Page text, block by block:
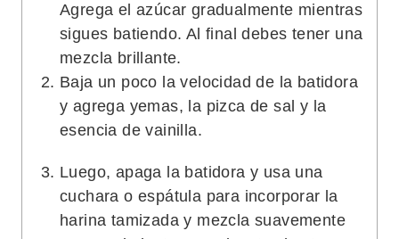
Agrega el azúcar gradualmente mientras
sigues batiendo. Al final debes tener una
mezcla brillante.
Baja un poco la velocidad de la batidora
y agrega yemas, la pizca de sal y la
esencia de vainilla.
Luego, apaga la batidora y usa una
cuchara o espátula para incorporar la
harina tamizada y mezcla suavemente